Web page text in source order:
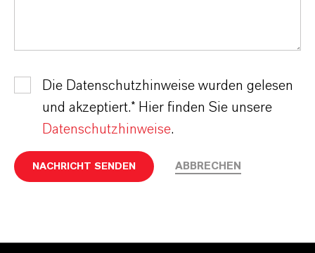
Die Datenschutzhinweise wurden gelesen
und akzeptiert.* Hier finden Sie unsere
Datenschutzhinweise.
NACHRICHT SENDEN ABBRECHEN